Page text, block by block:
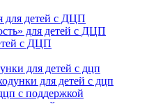
для детей с ДЦП
для детей с ДЦП
с ДЦП
для детей с дцп
для детей с дцп
с поддержкой